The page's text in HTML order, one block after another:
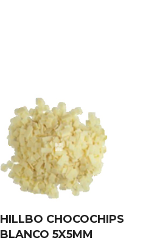
HILLBO CHOCOCHIPS
BLANCO 5X5MM